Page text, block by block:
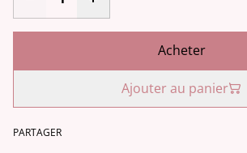
Acheter
Ajouter au panier
PARTAGER